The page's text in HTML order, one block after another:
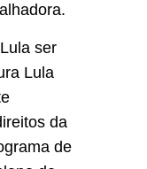
ser
Lula
da
de